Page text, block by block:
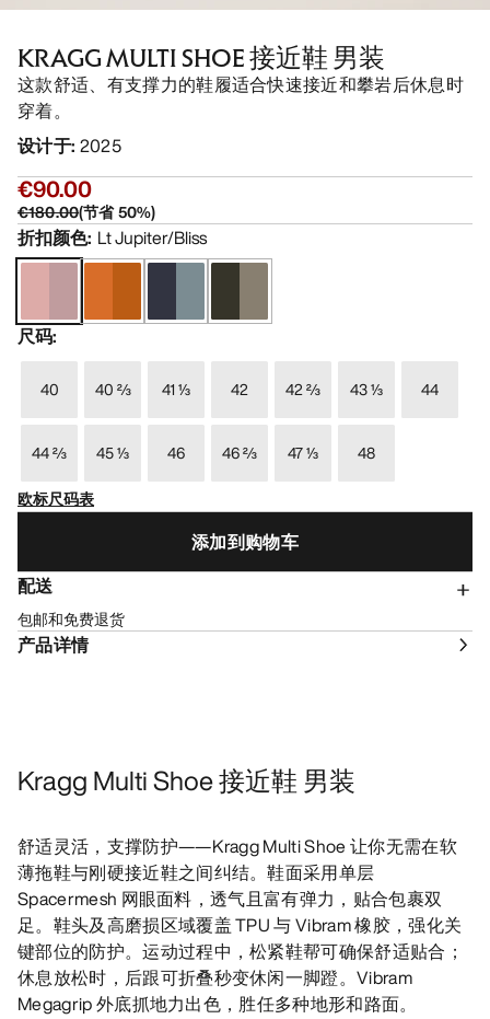
KRAGG MULTI SHOE 接近鞋 男装
这款舒适、有支撑力的鞋履适合快速接近和攀岩后休息时
穿着。
设计于: 2025
€90.00
€180.00(节省50%)
折扣颜色: Lt Jupiter/Bliss
尺码:
40 40 ⅔ 41 ⅓ 42 42 ⅔ 43 ⅓ 44
44 ⅔ 45 ⅓ 46 46 ⅔ 47 ⅓
48
欧标尺码表
添加到购物车
配送
包邮和免费退货
产品详情
Kragg Multi Shoe 接近鞋 男装
舒适灵活，支撑防护——Kragg Multi Shoe 让你无需在软
薄拖鞋与刚硬接近鞋之间纠结。鞋面采用单层
Spacermesh 网眼面料，透气且富有弹力，贴合包裹双
足。鞋头及高磨损区域覆盖 TPU 与 Vibram 橡胶，强化关
键部位的防护。运动过程中，松紧鞋帮可确保舒适贴合；
休息放松时，后跟可折叠秒变休闲一脚蹬。Vibram
Megagrip 外底抓地力出色，胜任多种地形和路面。